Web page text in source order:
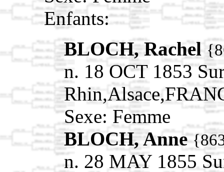
Enfants:
BLOCH, Rachel
n. 18 OCT 1853
Sexe: Femme
BLOCH, Anne
n. 28 MAY 1855